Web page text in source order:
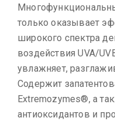
только оказывает
широкого спектра
воздействия UVA/
увлажняет,
Содержит
Extremozymes®️, а
антиоксидантов и